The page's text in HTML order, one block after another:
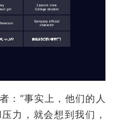
：“事实上，他们的人
力，就会想到我们，